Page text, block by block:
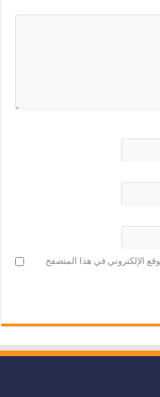
الإلكتروني في هذا المتصفح